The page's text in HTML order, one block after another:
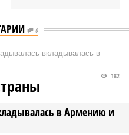
0
вкладывалась в
в Армению и
182